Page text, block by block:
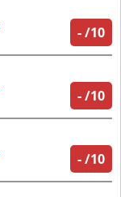
-/10
-/10
-/10